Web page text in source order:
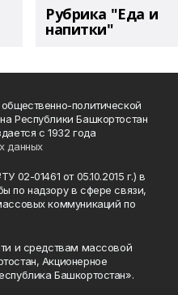
Рубрика "Еда и
напитки"
политической
Республики Башкортостан
с 1932 года
данных
02-01461 от 05.10.2015 г.) в
по надзору в сфере связи,
коммуникаций по
и средствам массовой
Акционерное
Башкортостан».